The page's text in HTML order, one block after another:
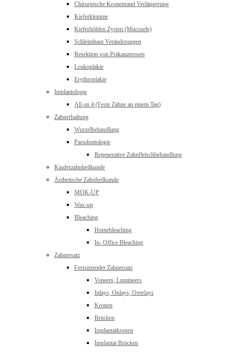
Chirurgische Kronenrand Verlängerung
Kieferklemme
Kieferhöhlen Zysten (Mucozele)
Schleimhaut Veränderungen
Resektion von Präkanzerosen
Leukoplakie
Erythroplakie
Implantologie
All on 4 (Feste Zähne an einem Tag)
Zahnerhaltung
Wurzelbehandlung
Parodontologie
Regenerative Zahnfleischbehandlung
Kinderzahnheilkunde
Ästhetische Zahnheilkunde
MOK-UP
Wax-up
Bleaching
Homebleaching
In- Office Bleaching
Zahnersatz
Festsitzender Zahnersatz
Veneers, Lumineers
Inlays, Onlays, Overlays
Kronen
Brücken
Implantatkronen
Implantat Brücken